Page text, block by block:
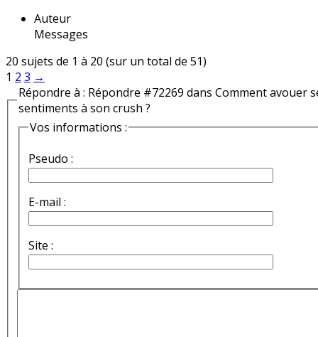
Auteur
Messages
20 sujets de 1 à 20 (sur un total de 51)
1 2 3 →
Répondre à : Répondre #72269 dans Comment avouer
sentiments à son crush ?
Vos informations :
Pseudo :
E-mail :
Site :